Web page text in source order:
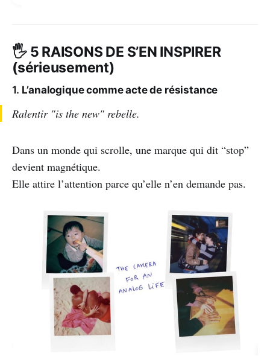
🖐️ 5 RAISONS DE S’EN INSPIRER
(sérieusement)
1. L’analogique comme acte de résistance
Ralentir "is the new" rebelle.
Dans un monde qui scrolle, une marque qui dit “stop”
devient magnétique.
Elle attire l’attention parce qu’elle n’en demande pas.